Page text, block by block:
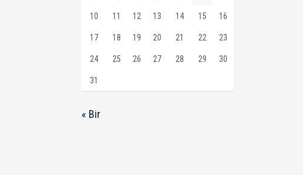
10 11 12 13 14 15 16
17 18 19 20 21 22 23
24 25 26 27 28 29 30
31
« Bir